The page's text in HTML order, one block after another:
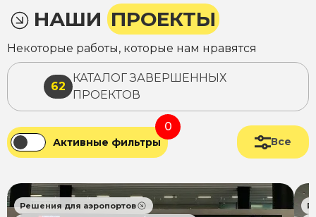
НАШИ ПРОЕКТЫ
Некоторые работы, которые нам нравятся
62
КАТАЛОГ ЗАВЕРШЕННЫХ
ПРОЕКТОВ
Активные фильтры
0
Все
Решения для аэропортов